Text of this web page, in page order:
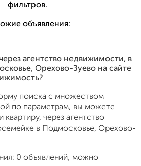
фильтров.
объявления:
агентство недвижимости, в
Орехово-Зуево на сайте
поиска с множеством
по параметрам, вы можете
квартиру, через агентство
в Подмосковье, Орехово-
0 объявлений, можно